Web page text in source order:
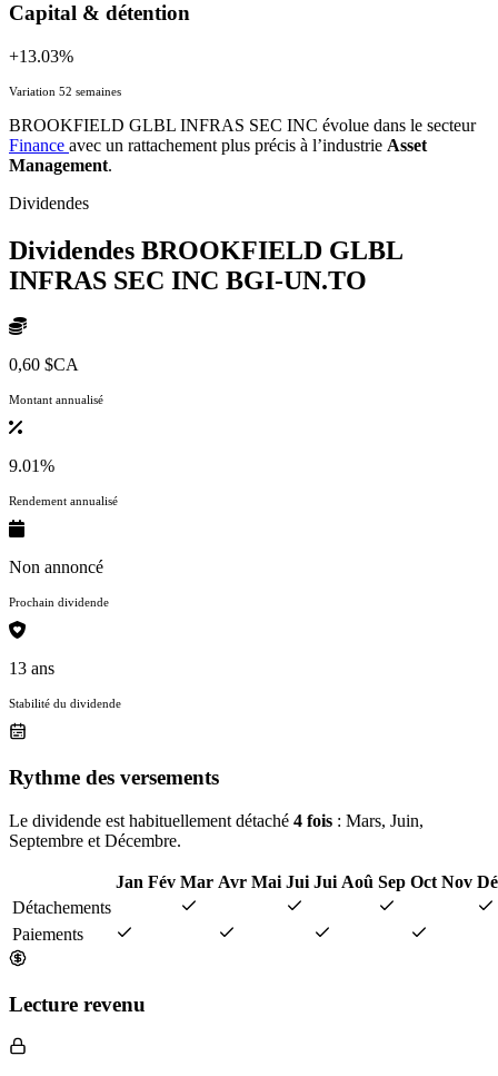
Capital & détention
+13.03%
Variation 52 semaines
BROOKFIELD GLBL INFRAS SEC INC évolue dans le secteur
Finance avec un rattachement plus précis à l’industrie Asset
Management.
Dividendes
Dividendes BROOKFIELD GLBL
INFRAS SEC INC BGI-UN.TO
0,60 $CA
Montant annualisé
9.01%
Rendement annualisé
Non annoncé
Prochain dividende
13 ans
Stabilité du dividende
Rythme des versements
Le dividende est habituellement détaché 4 fois : Mars, Juin,
Septembre et Décembre.
Jan Fév Mar Avr Mai Jui Jui Aoû Sep Oct Nov
Détachements
Paiements
Lecture revenu